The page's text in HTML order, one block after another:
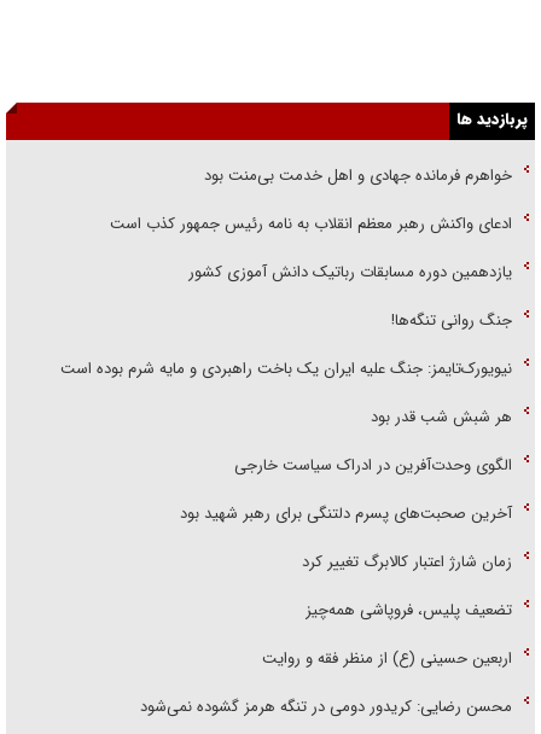
پربازدید ها
خواهرم فرمانده جهادی و اهل خدمت بی‌منت بود
ادعای واکنش رهبر معظم انقلاب به نامه رئیس جمهور کذب است
یازدهمین دوره مسابقات رباتیک دانش آموزی کشور
جنگ روانی تنگه‌ها!
نیویورک‌تایمز: جنگ علیه ایران یک باخت راهبردی و مایه شرم بوده است
هر شبش شب قدر بود
الگوی وحدت‌آفرین در ادراک سیاست خارجی
آخرین صحبت‌های پسرم دلتنگی برای رهبر شهید بود
زمان شارژ اعتبار کالابرگ تغییر کرد
تضعیف پلیس، فروپاشی همه‌چیز
اربعین حسینی (ع) از منظر فقه و روایت
محسن رضایی: کریدور دومی در تنگه هرمز گشوده نمی‌شود